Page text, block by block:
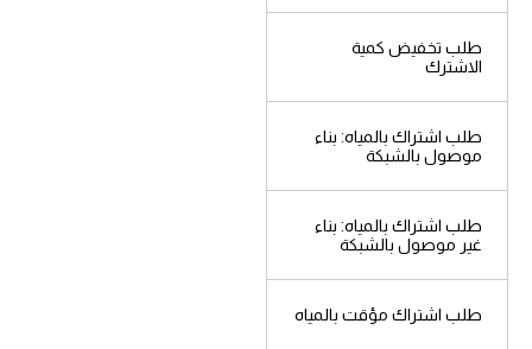
طلب تخفيض كمية
الاشترك
طلب اشتراك بالمياه: بناء
موصول بالشبكة
طلب اشتراك بالمياه: بناء
غير موصول بالشبكة
طلب اشتراك مؤقت بالمياه
بالكهرباء
7
طوابع